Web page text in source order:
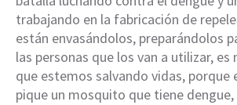
trabajando en la fabricación de
están envasándolos, preparándolos
las personas que los van a utilizar, es
que estemos salvando vidas, porque
pique un mosquito que tiene dengue,